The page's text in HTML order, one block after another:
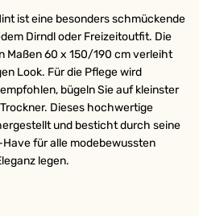
ist eine besonders schmückende
Dirndl oder Freizeitoutfit. Die
Maßen 60 x 150/190 cm verleiht
Look. Für die Pflege wird
bügeln Sie auf kleinster
Dieses hochwertige
und besticht durch seine
für alle modebewussten
legen.